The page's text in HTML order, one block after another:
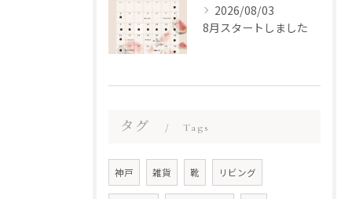
2026/08/03
8月スタートしました
タグ Tags
神戸 雑貨 靴 リビング